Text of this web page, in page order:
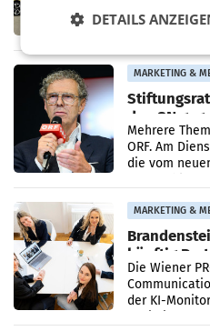
wichtigen
verdoppelte
MARKETING &
den SN
Mehrere
ORF. Am
die vom
MARKETING &
künftig
Die Wiener
der KI-
DETAILS